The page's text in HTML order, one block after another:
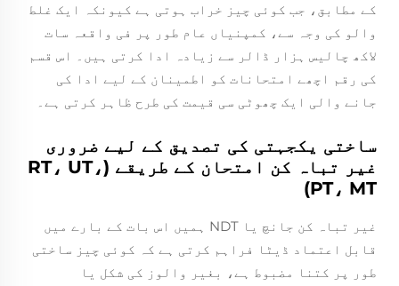
کے مطابق، جب کوئی چیز خراب ہوتی ہے کیونکہ ایک غلط
والو کی وجہ سے، کمپنیاں عام طور پر فی واقعہ سات
لاکھ چالیس ہزار ڈالر سے زیادہ ادا کرتی ہیں۔ اس قسم
کی رقم اچھے امتحانات کو اطمینان کے لیے ادا کی
جانے والی ایک چھوٹی سی قیمت کی طرح ظاہر کرتی ہے۔
ساختی یکجہتی کی تصدیق کے لیے ضروری
غیر تباہ کن امتحان کے طریقے (RT، UT،
PT، MT)
غیر تباہ کن جانچ یا NDT ہمیں اس بات کے بارے میں
قابل اعتماد ڈیٹا فراہم کرتی ہے کہ کوئی چیز ساختی
طور پر کتنا مضبوط ہے، بغیر والوز کی شکل یا